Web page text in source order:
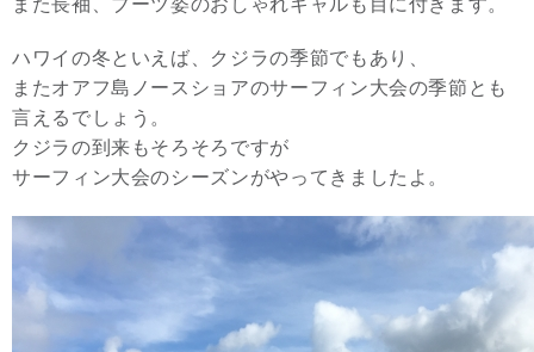
ハワイの冬といえば、クジラの季節でもあり、
またオアフ島ノースショアのサーフィン大会の季節とも
言えるでしょう。
クジラの到来もそろそろですが
サーフィン大会のシーズンがやってきましたよ。